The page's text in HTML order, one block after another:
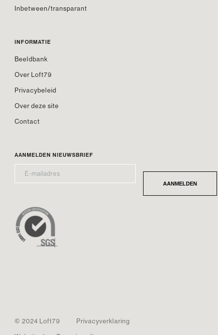
Inbetween/transparant
INFORMATIE
Beeldbank
Over Loft79
Privacybeleid
Over deze site
Contact
AANMELDEN NIEUWSBRIEF
MAILADRES* AANMELDEN
© 2024 Loft79
Privacyverklaring